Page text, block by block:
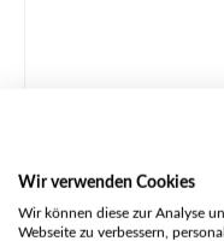
Wir verwenden Cookies
Wir können diese zur Analyse
Webseite zu verbessern,